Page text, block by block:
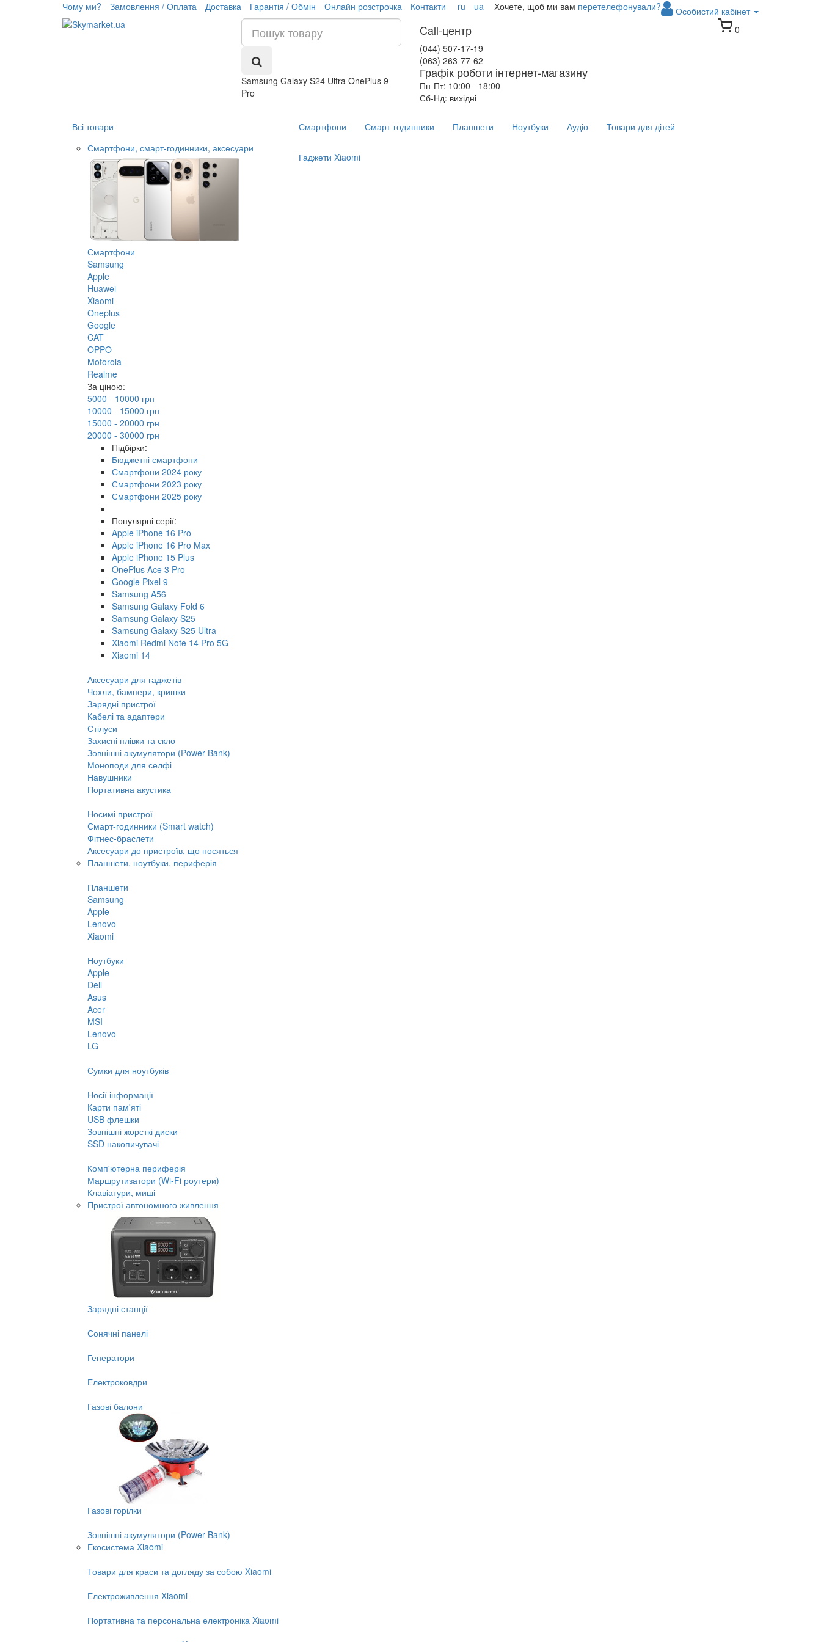
Чому ми? Замовлення / Оплата Доставка Гарантія / Обмін Онлайн розстрочка Контакти ru ua Особистий кабінет
Хочете, щоб ми вам перетелефонували?
Samsung Galaxy S24 Ultra OnePlus 9
Pro
Call-центр
(044) 507-17-19
(063) 263-77-62
Графік роботи інтернет-магазину
Пн-Пт: 10:00 - 18:00
Сб-Нд: вихідні
0
Всі товари
Смартфони, смарт-годинники, аксесуари
Смартфони
Samsung
Apple
Huawei
Xiaomi
Oneplus
Google
CAT
OPPO
Motorola
Realme
За ціною:
5000 - 10000 грн
10000 - 15000 грн
15000 - 20000 грн
20000 - 30000 грн
Підбірки:
Бюджетні смартфони
Смартфони 2024 року
Смартфони 2023 року
Смартфони 2025 року
Популярні серії:
Apple iPhone 16 Pro
Apple iPhone 16 Pro Max
Apple iPhone 15 Plus
OnePlus Ace 3 Pro
Google Pixel 9
Samsung A56
Samsung Galaxy Fold 6
Samsung Galaxy S25
Samsung Galaxy S25 Ultra
Xiaomi Redmi Note 14 Pro 5G
Xiaomi 14
Аксесуари для гаджетів
Чохли, бампери, кришки
Зарядні пристрої
Кабелі та адаптери
Стілуси
Захисні плівки та скло
Зовнішні акумулятори (Power Bank)
Моноподи для селфі
Навушники
Портативна акустика
Носимі пристрої
Смарт-годинники (Smart watch)
Фітнес-браслети
Аксесуари до пристроїв, що носяться
Планшети, ноутбуки, периферія
Планшети
Samsung
Apple
Lenovo
Xiaomi
Ноутбуки
Apple
Dell
Asus
Acer
MSI
Lenovo
LG
Сумки для ноутбуків
Носії інформації
Карти пам'яті
USB флешки
Зовнішні жорсткі диски
SSD накопичувачі
Комп'ютерна периферія
Маршрутизатори (Wi-Fi роутери)
Клавіатури, миші
Пристрої автономного живлення
Зарядні станції
Сонячні панелі
Генератори
Електроковдри
Газові балони
Газові горілки
Зовнішні акумулятори (Power Bank)
Екосистема Xiaomi
Товари для краси та догляду за собою Xiaomi
Електроживлення Xiaomi
Портативна та персональна електроніка Xiaomi
Смартфони Смарт-годинники Планшети Ноутбуки Аудіо Товари для дітей
Гаджети Xiaomi